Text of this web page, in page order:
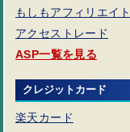
もしもアフィリエイト
アクセストレード
ASP一覧を見る
クレジットカード
楽天カード